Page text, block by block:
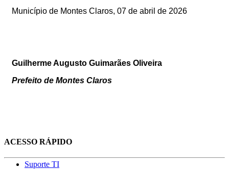
Município de Montes Claros, 07 de abril de 2026
Guilherme Augusto Guimarães Oliveira
Prefeito de Montes Claros
ACESSO RÁPIDO
Suporte TI